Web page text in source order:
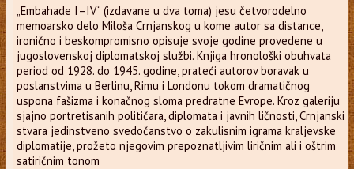
„Embahade I–IV“ (izdavane u dva toma) jesu četvorodelno
memoarsko delo Miloša Crnjanskog u kome autor sa distance,
ironično i beskompromisno opisuje svoje godine provedene u
jugoslovenskoj diplomatskoj službi. Knjiga hronološki obuhvata
period od 1928. do 1945. godine, prateći autorov boravak u
poslanstvima u Berlinu, Rimu i Londonu tokom dramatičnog
uspona fašizma i konačnog sloma predratne Evrope. Kroz galeriju
sjajno portretisanih političara, diplomata i javnih ličnosti, Crnjanski
stvara jedinstveno svedočanstvo o zakulisnim igrama kraljevske
diplomatije, prožeto njegovim prepoznatljivim liričnim ali i oštrim
satiričnim tonom